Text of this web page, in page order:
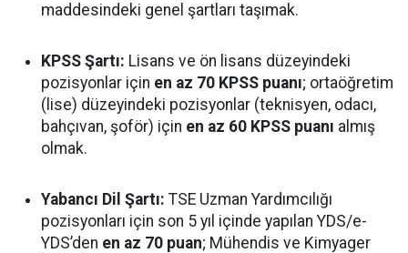
maddesindeki genel şartları taşımak.
KPSS Şartı: Lisans ve ön lisans düzeyindeki
pozisyonlar için en az 70 KPSS puanı; ortaöğretim
(lise) düzeyindeki pozisyonlar (teknisyen, odacı,
bahçıvan, şoför) için en az 60 KPSS puanı almış
olmak.
Yabancı Dil Şartı: TSE Uzman Yardımcılığı
pozisyonları için son 5 yıl içinde yapılan YDS/e-
YDS’den en az 70 puan; Mühendis ve Kimyager